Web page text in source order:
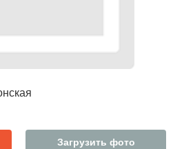
Загрузить фото